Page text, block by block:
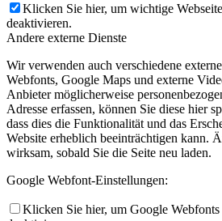
Klicken Sie hier, um wichtige
deaktivieren.
Andere externe Dienste
Wir verwenden auch verschiedene
Webfonts, Google Maps und externe
Anbieter möglicherweise
Adresse erfassen, können Sie diese hier
dass dies die Funktionalität und das
Website erheblich beeinträchtigen kann.
wirksam, sobald Sie die Seite neu laden.
Google Webfont-Einstellungen:
Klicken Sie hier, um Google